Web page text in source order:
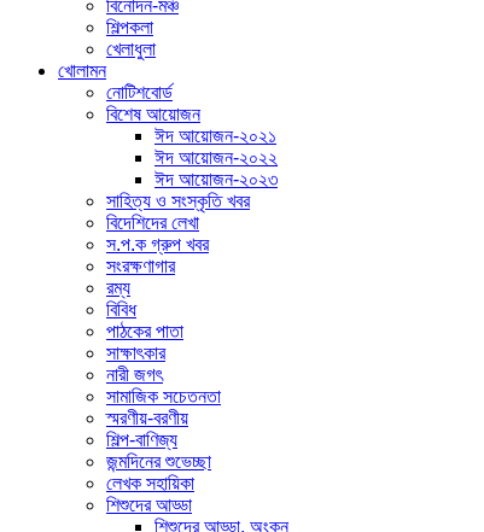
বিনোদন-মঞ্চ
শিল্পকলা
খেলাধুলা
খোলামন
নোটিশবোর্ড
বিশেষ আয়োজন
ঈদ আয়োজন-২০২১
ঈদ আয়োজন-২০২২
ঈদ আয়োজন-২০২৩
সাহিত্য ও সংস্কৃতি খবর
বিদেশিদের লেখা
স.প.ক গ্রুপ খবর
সংরক্ষণাগার
রম্য
বিবিধ
পাঠকের পাতা
সাক্ষাৎকার
নারী জগৎ
সামাজিক সচেতনতা
স্মরণীয়-বরণীয়
শিল্প-বাণিজ্য
জন্মদিনের শুভেচ্ছা
লেখক সহায়িকা
শিশুদের আড্ডা
শিশুদের আড্ডা, অংকন